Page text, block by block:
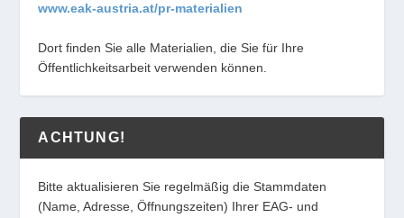
www.eak-austria.at/pr-materialien
Dort finden Sie alle Materialien, die Sie für Ihre
Öffentlichkeitsarbeit verwenden können.
ACHTUNG!
Bitte aktualisieren Sie regelmäßig die Stammdaten
(Name, Adresse, Öffnungszeiten) Ihrer EAG- und